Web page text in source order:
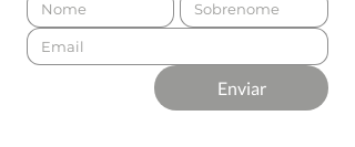
Enviar